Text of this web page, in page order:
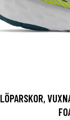
LÖPARSKOR,